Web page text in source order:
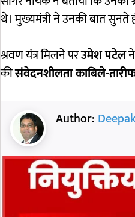
थे। मुख्यमंत्री ने उनकी बात सुनते
श्रवण यंत्र मिलने परउमेश पटेल
कीसंवेदनशीलता काबिले-
Author: